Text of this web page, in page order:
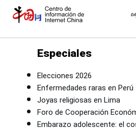
Especiales
Elecciones 2026
Enfermedades raras en Perú
Joyas religiosas en Lima
Foro de Cooperación
Embarazo adolescente: el